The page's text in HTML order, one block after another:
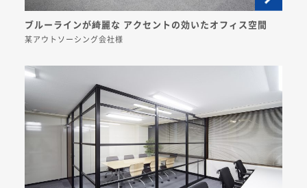
ブルーラインが綺麗な アクセントの効いたオフィス空間
某アウトソーシング会社様